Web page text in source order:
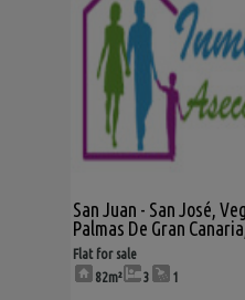
San Juan - San José,
Palmas De Gran
Flat for sale
82m²
3 1